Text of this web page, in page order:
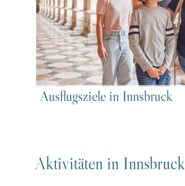
Ausflugsziele in Innsbruck
Aktivitäten in Innsbruck